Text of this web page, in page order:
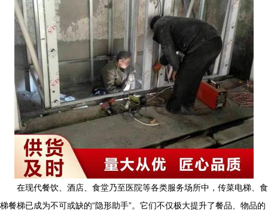
在现代餐饮、酒店、食堂乃至医院等各类服务场所中，传菜电梯、食
梯餐梯已成为不可或缺的“隐形助手”。它们不仅极大提升了餐品、物品的